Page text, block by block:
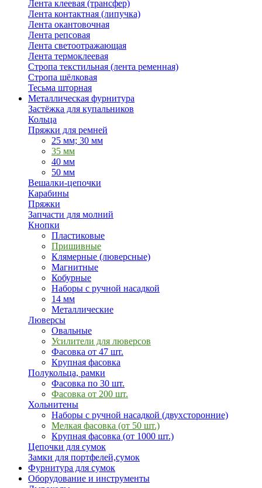
Лента клеевая (трансфер)
Лента контактная (липучка)
Лента окантовочная
Лента репсовая
Лента светоотражающая
Лента термоклеевая
Стропа текстильная (лента ременная)
Стропа шёлковая
Тесьма шторная
Металлическая фурнитура
Застёжка для купальников
Кольца
Пряжки для ремней
25 мм; 30 мм
35 мм
40 мм
50 мм
Вешалки-цепочки
Карабины
Пряжки
Запчасти для молний
Кнопки
Пластиковые
Пришивные
Клямерные (люверсные)
Магнитные
Кобурные
Наборы с ручной насадкой
14 мм
Металлические
Люверсы
Овальные
Усилители для люверсов
Фасовка от 47 шт.
Крупная фасовка
Полукольца, рамки
Фасовка по 30 шт.
Фасовка от 200 шт.
Хольнитены
Наборы с ручной насадкой (двухсторонние)
Мелкая фасовка (от 50 шт.)
Крупная фасовка (от 1000 шт.)
Цепочки для сумок
Замки для портфелей,сумок
Фурнитура для сумок
Оборудование и инструменты